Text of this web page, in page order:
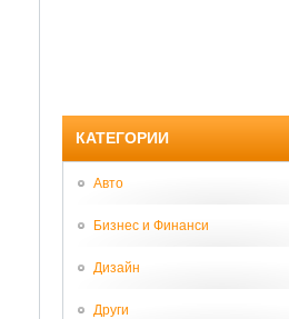
КАТЕГОРИИ
Авто
Бизнес и Финанси
Дизайн
Други